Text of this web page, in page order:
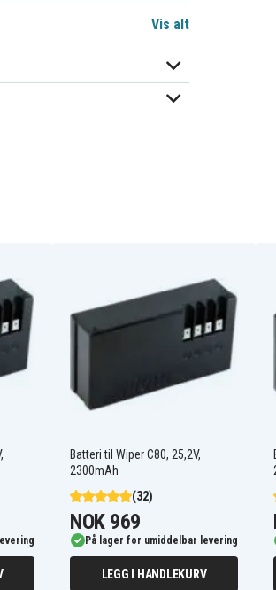
AG6208003
Alpina AR1 500
Alpina AR2 600
Ambrogio L 30e Lite
Ambrogio L30 deluxe
Ambrogio L50
Ambrogio L60 Basic
Ambrogio L60D Plus
Ambrogio L75 Deluxe
Ambrogio L85 Deluxe
Efco Sirius 1200
Vis alt
Batteri til Wiper C80, 25,2V,
2300mAh
(32)
NOK 969
På lager for umiddelbar levering
LEGG I HANDLEKURV